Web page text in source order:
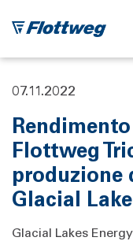
07.11.2022
Flottweg
produzione
Glacial
Glacial Lakes